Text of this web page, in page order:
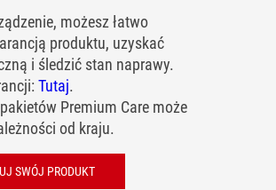
możesz łatwo
produktu, uzyskać
i śledzić stan naprawy.
Tutaj.
Premium Care może
od kraju.
SWÓJ PRODUKT